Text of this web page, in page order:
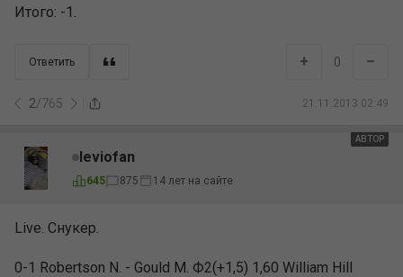
Итого: -1.
Ответить
2/765 21.11.2013 02:49
+ 0 –
АВТОР
leviofan
645 875 14 лет на сайте
Live. Снукер.
0-1 Robertson N. - Gould M. Ф2(+1,5) 1,60 William Hill